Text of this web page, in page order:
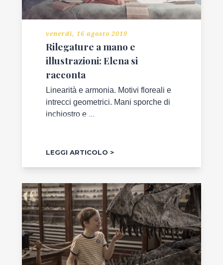
venerdì, 16 agosto 2019
Rilegature a mano e
illustrazioni: Elena si
racconta
Linearità e armonia. Motivi floreali e
intrecci geometrici. Mani sporche di
inchiostro e ...
LEGGI ARTICOLO